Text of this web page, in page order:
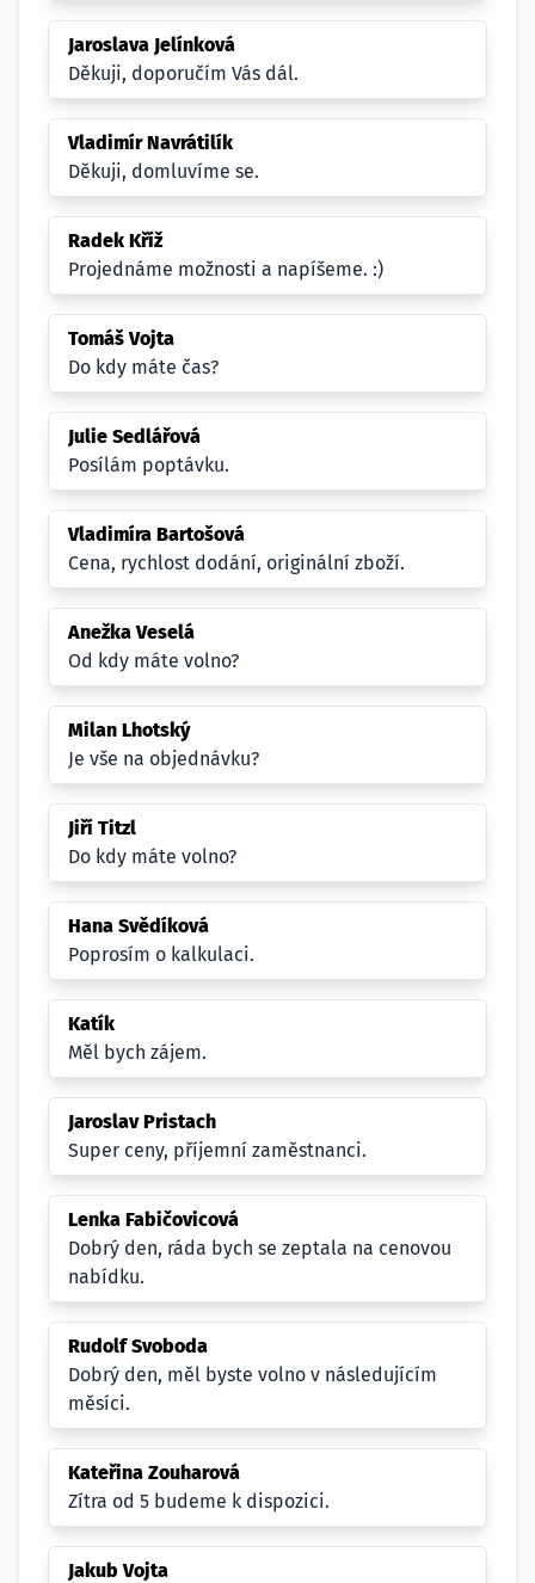
Jaroslava Jelínková
Děkuji, doporučím Vás dál.
Vladimír Navrátilík
Děkuji, domluvíme se.
Radek Kříž
Projednáme možnosti a napíšeme. :)
Tomáš Vojta
Do kdy máte čas?
Julie Sedlářová
Posílám poptávku.
Vladimíra Bartošová
Cena, rychlost dodání, originální zboží.
Anežka Veselá
Od kdy máte volno?
Milan Lhotský
Je vše na objednávku?
Jiří Titzl
Do kdy máte volno?
Hana Svědíková
Poprosím o kalkulaci.
Katík
Měl bych zájem.
Jaroslav Pristach
Super ceny, příjemní zaměstnanci.
Lenka Fabičovicová
Dobrý den, ráda bych se zeptala na cenovou
nabídku.
Rudolf Svoboda
Dobrý den, měl byste volno v následujícím
měsíci.
Kateřina Zouharová
Zítra od 5 budeme k dispozici.
Jakub Vojta